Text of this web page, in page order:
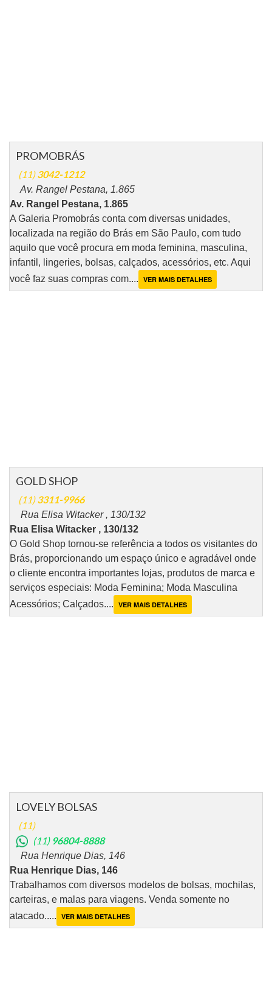
PROMOBRÁS
(11)3042-1212
Av. Rangel Pestana, 1.865
Av. Rangel Pestana, 1.865
A Galeria Promobrás conta com diversas unidades,
localizada na região do Brás em São Paulo, com tudo
aquilo que você procura em moda feminina, masculina,
infantil, lingeries, bolsas, calçados, acessórios, etc. Aqui
você faz suas compras com.... VER MAIS DETALHES
GOLD SHOP
(11)3311-9966
Rua Elisa Witacker , 130/132
Rua Elisa Witacker , 130/132
O Gold Shop tornou-se referência a todos os visitantes do
Brás, proporcionando um espaço único e agradável onde
o cliente encontra importantes lojas, produtos de marca e
serviços especiais: Moda Feminina; Moda Masculina
Acessórios; Calçados.... VER MAIS DETALHES
LOVELY BOLSAS
(11)
(11) 96804-8888
Rua Henrique Dias, 146
Rua Henrique Dias, 146
Trabalhamos com diversos modelos de bolsas, mochilas,
carteiras, e malas para viagens. Venda somente no
atacado..... VER MAIS DETALHES